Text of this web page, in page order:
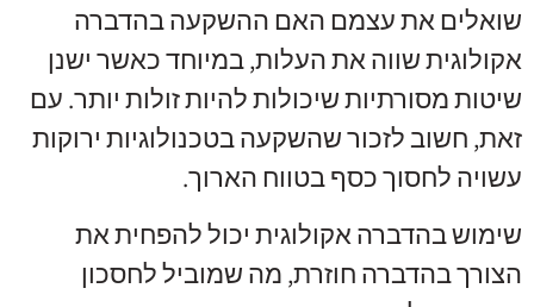
שואלים את עצמם האם ההשקעה בהדברה
אקולוגית שווה את העלות, במיוחד כאשר ישנן
שיטות מסורתיות שיכולות להיות זולות יותר. עם
זאת, חשוב לזכור שהשקעה בטכנולוגיות ירוקות
עשויה לחסוך כסף בטווח הארוך.
שימוש בהדברה אקולוגית יכול להפחית את
הצורך בהדברה חוזרת, מה שמוביל לחסכון